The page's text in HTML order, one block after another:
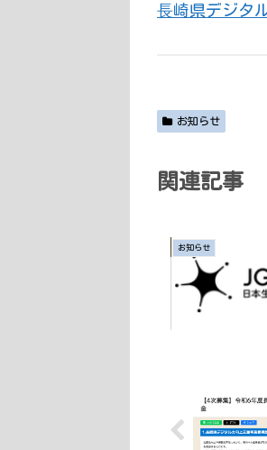
⻑崎県デジタ
お知らせ
関連記事
お知らせ